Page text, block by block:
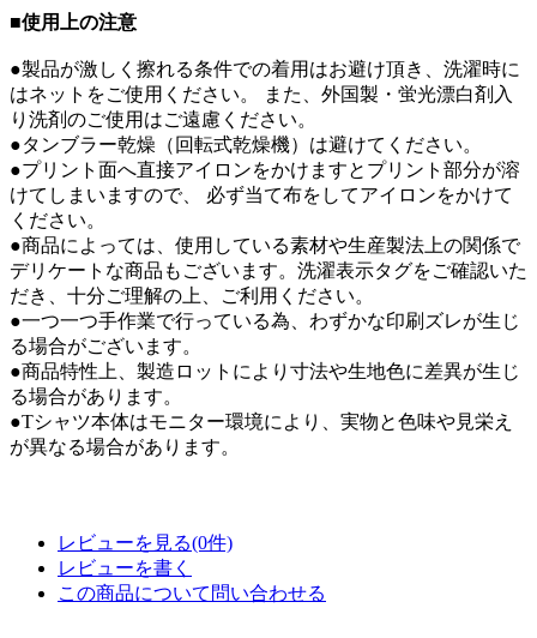
■使用上の注意
●製品が激しく擦れる条件での着用はお避け頂き、洗濯時に
はネットをご使用ください。 また、外国製・蛍光漂白剤入
り洗剤のご使用はご遠慮ください。
●タンブラー乾燥（回転式乾燥機）は避けてください。
●プリント面へ直接アイロンをかけますとプリント部分が溶
けてしまいますので、 必ず当て布をしてアイロンをかけて
ください。
●商品によっては、使用している素材や生産製法上の関係で
デリケートな商品もございます。洗濯表示タグをご確認いた
だき、十分ご理解の上、ご利用ください。
●一つ一つ手作業で行っている為、わずかな印刷ズレが生じ
る場合がございます。
●商品特性上、製造ロットにより寸法や生地色に差異が生じ
る場合があります。
●Tシャツ本体はモニター環境により、実物と色味や見栄え
が異なる場合があります。
レビューを見る(0件)
レビューを書く
この商品について問い合わせる